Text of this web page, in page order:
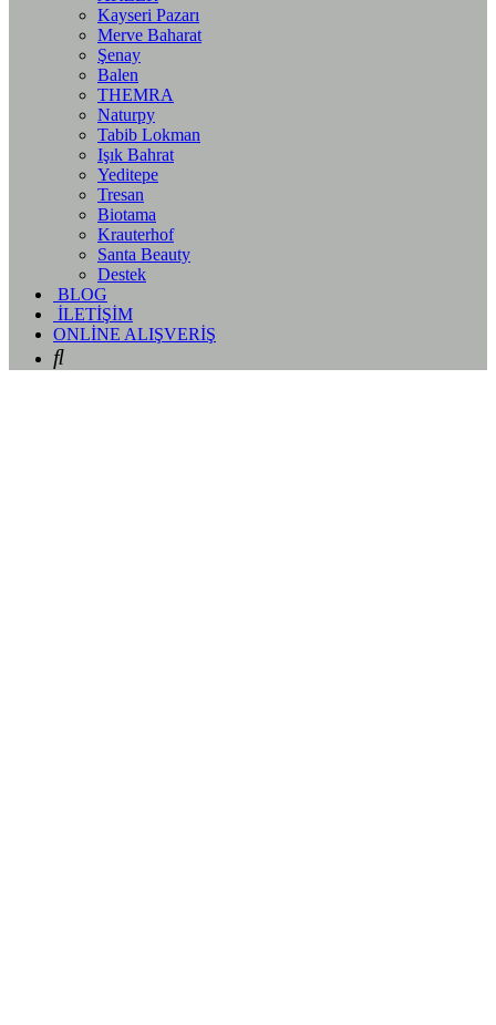
Kayseri Pazarı
Merve Baharat
Şenay
Balen
THEMRA
Naturpy
Tabib Lokman
Işık Bahrat
Yeditepe
Tresan
Biotama
Krauterhof
Santa Beauty
Destek
BLOG
İLETİŞİM
ONLİNE ALIŞVERİŞ